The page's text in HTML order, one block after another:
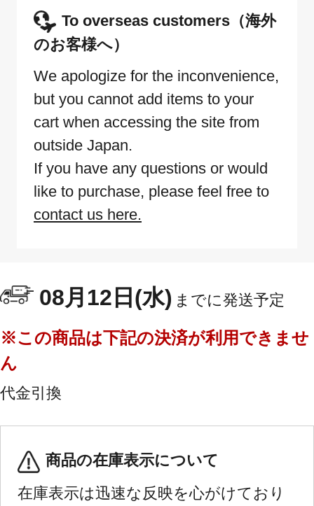
To overseas customers（海外
のお客様へ）
We apologize for the inconvenience,
but you cannot add items to your
cart when accessing the site from
outside Japan.
If you have any questions or would
like to purchase, please feel free to
contact us here.
08月12日(水) までに発送予定
※この商品は下記の決済が利用できませ
ん
代金引換
商品の在庫表示について
在庫表示は迅速な反映を心がけており